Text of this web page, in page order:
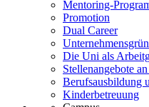
Mentoring-
Promotion
Dual Career
Die Uni als
Stellenangebote
Berufsausbildung
Kinderbetreuung